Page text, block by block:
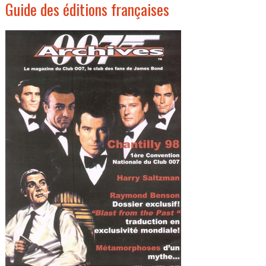
Guide des éditions françaises